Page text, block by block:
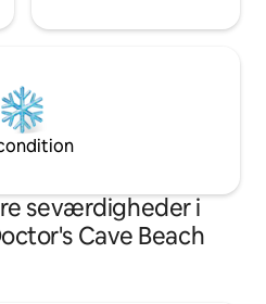
seværdigheder i
Cave Beach